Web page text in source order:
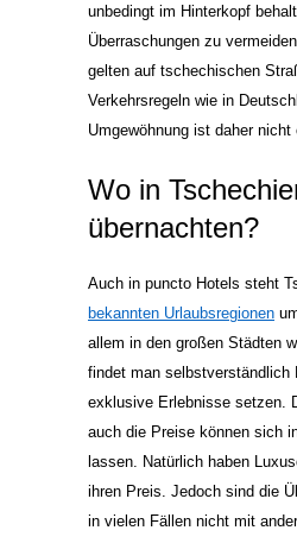
unbedingt im Hinterkopf
Überraschungen zu
gelten auf tschechischen
Verkehrsregeln wie in
Umgewöhnung ist daher nicht
Wo in
übernachten?
Auch in puncto Hotels steht
bekannten Urlaubsregionen
allem in den großen Städten
findet man selbstverständlich
exklusive Erlebnisse setzen.
auch die Preise können sich
lassen. Natürlich haben
ihren Preis. Jedoch sind die
in vielen Fällen nicht mit